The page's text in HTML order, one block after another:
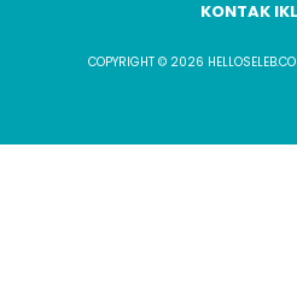
KONTAK
COPYRIGHT © 2026